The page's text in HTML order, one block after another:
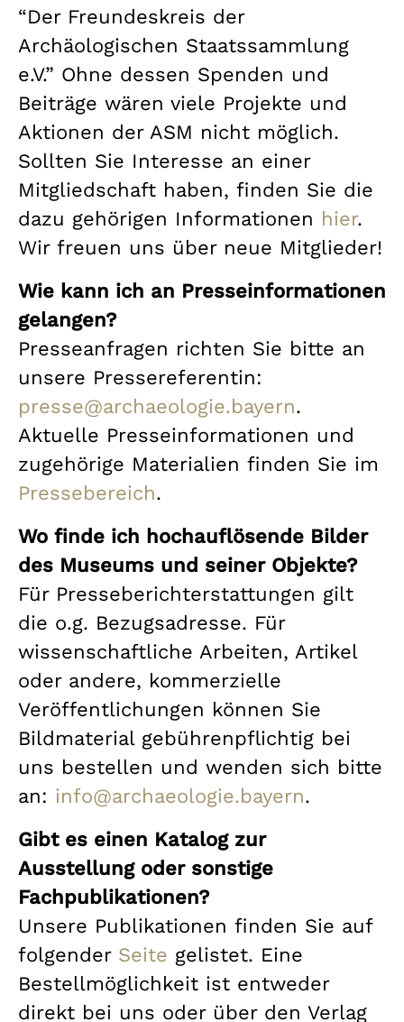
“Der Freundeskreis der
Archäologischen Staatssammlung
e.V.” Ohne dessen Spenden und
Beiträge wären viele Projekte und
Aktionen der ASM nicht möglich.
Sollten Sie Interesse an einer
Mitgliedschaft haben, finden Sie die
dazu gehörigen Informationen hier.
Wir freuen uns über neue Mitglieder!
Wie kann ich an Presseinformationen
gelangen?
Presseanfragen richten Sie bitte an
unsere Pressereferentin:
presse@archaeologie.bayern.
Aktuelle Presseinformationen und
zugehörige Materialien finden Sie im
Pressebereich.
Wo finde ich hochauflösende Bilder
des Museums und seiner Objekte?
Für Presseberichterstattungen gilt
die o.g. Bezugsadresse. Für
wissenschaftliche Arbeiten, Artikel
oder andere, kommerzielle
Veröffentlichungen können Sie
Bildmaterial gebührenpflichtig bei
uns bestellen und wenden sich bitte
an: info@archaeologie.bayern.
Gibt es einen Katalog zur
Ausstellung oder sonstige
Fachpublikationen?
Unsere Publikationen finden Sie auf
folgender Seite gelistet. Eine
Bestellmöglichkeit ist entweder
direkt bei uns oder über den Verlag